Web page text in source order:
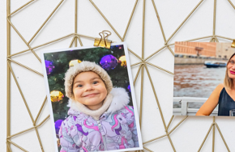
Ваш регион доставки
Выберите из списка: